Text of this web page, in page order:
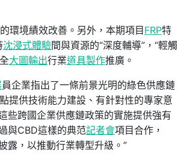
環境績效改善。另外，本期項目FRP特
沈浸式體驗間與資源的“深度輔導”，“輕觸
大圖輸出行業道具製作推廣。
員企業指出了一條前景光明的綠色供應鏈
提供技術能力建設、有針對性的專家意
些跨國企業供應鏈政策的實施提供強有
與CBD這樣的典范記者會項目合作，
露，以推動行業轉型升級。”